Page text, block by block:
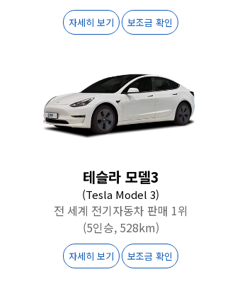
자세히 보기 보조금 확인
테슬라 모델3
(Tesla Model 3)
전 세계 전기자동차 판매 1위
(5인승, 528km)
자세히 보기 보조금 확인